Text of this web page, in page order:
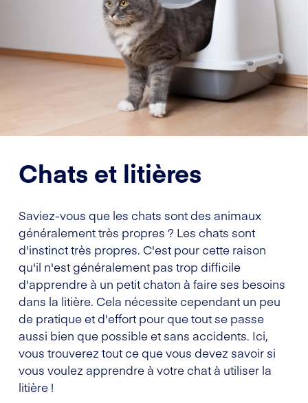
Chats et litières
Saviez-vous que les chats sont des animaux
généralement très propres ? Les chats sont
d'instinct très propres. C'est pour cette raison
qu'il n'est généralement pas trop difficile
d'apprendre à un petit chaton à faire ses besoins
dans la litière. Cela nécessite cependant un peu
de pratique et d'effort pour que tout se passe
aussi bien que possible et sans accidents. Ici,
vous trouverez tout ce que vous devez savoir si
vous voulez apprendre à votre chat à utiliser la
litière !